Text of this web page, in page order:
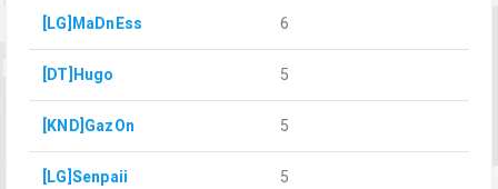
[LG]MaDnEss 6
[DT]Hugo 5
[KND]GazOn 5
[LG]Senpaii 5